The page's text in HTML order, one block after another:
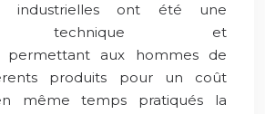
industrielles ont été une
technique et
permettant aux hommes de
produits pour un coût
même temps pratiqués la